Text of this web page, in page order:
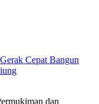
Cepat Bangun
dan